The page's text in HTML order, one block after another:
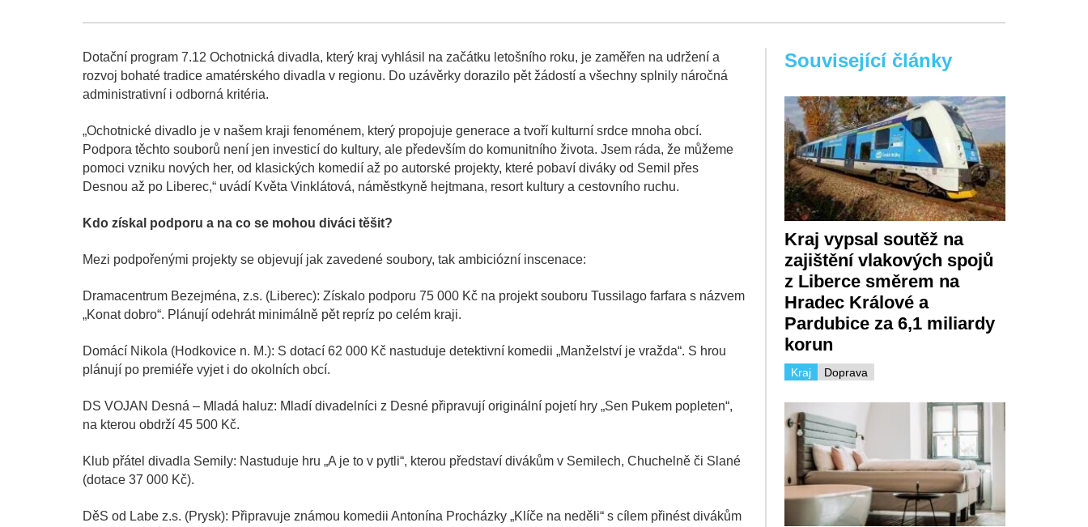
Dotační program 7.12 Ochotnická divadla, který kraj vyhlásil na začátku letošního roku, je zaměřen na udržení a
rozvoj bohaté tradice amatérského divadla v regionu. Do uzávěrky dorazilo pět žádostí a všechny splnily náročná
administrativní i odborná kritéria.
„Ochotnické divadlo je v našem kraji fenoménem, který propojuje generace a tvoří kulturní srdce mnoha obcí.
Podpora těchto souborů není jen investicí do kultury, ale především do komunitního života. Jsem ráda, že můžeme
pomoci vzniku nových her, od klasických komedií až po autorské projekty, které pobaví diváky od Semil přes
Desnou až po Liberec,“ uvádí Květa Vinklátová, náměstkyně hejtmana, resort kultury a cestovního ruchu.
Kdo získal podporu a na co se mohou diváci těšit?
Mezi podpořenými projekty se objevují jak zavedené soubory, tak ambiciózní inscenace:
Dramacentrum Bezejména, z.s. (Liberec): Získalo podporu 75 000 Kč na projekt souboru Tussilago farfara s názvem
„Konat dobro“. Plánují odehrát minimálně pět repríz po celém kraji.
Domácí Nikola (Hodkovice n. M.): S dotací 62 000 Kč nastuduje detektivní komedii „Manželství je vražda“. S hrou
plánují po premiéře vyjet i do okolních obcí.
DS VOJAN Desná – Mladá haluz: Mladí divadelníci z Desné připravují originální pojetí hry „Sen Pukem popleten“,
na kterou obdrží 45 500 Kč.
Klub přátel divadla Semily: Nastuduje hru „A je to v pytli“, kterou představí divákům v Semilech, Chuchelně či Slané
(dotace 37 000 Kč).
DěS od Labe z.s. (Prysk): Připravuje známou komedii Antonína Procházky „Klíče na neděli“ s cílem přinést divákům
Související články
Kraj vypsal soutěž na
zajištění vlakových spojů
z Liberce směrem na
Hradec Králové a
Pardubice za 6,1 miliardy
korun
Doprava
Kraj